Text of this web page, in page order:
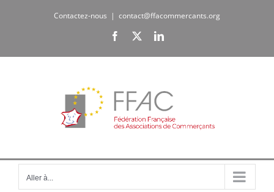
Contactez-nous | contact@ffacommercants.org
Facebook LinkedIn
Aller à...